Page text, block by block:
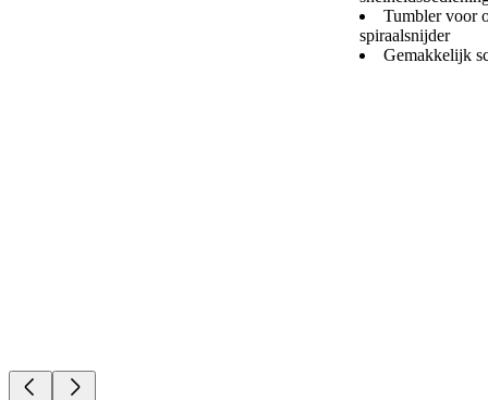
Tumbler voor
spiraalsnijder
Gemakkelijk